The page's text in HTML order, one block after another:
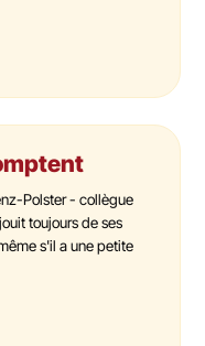
Polster - collègue
toujours de ses
s'il a une petite